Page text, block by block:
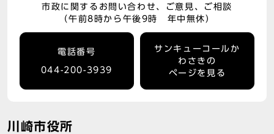
市政に関するお問い合わせ、ご意見、ご相談
（午前8時から午後9時 年中無休）
電話番号
044-200-3939
サンキューコールか
わさきの
ページを見る
川崎市役所